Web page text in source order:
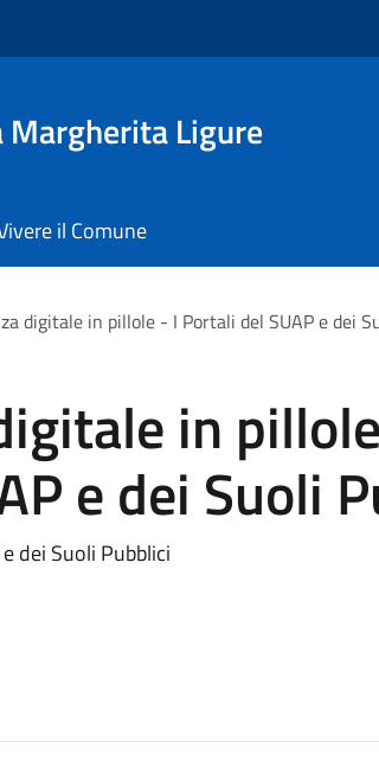
Margherita Ligure
il Comune
digitale in pillole - I Portali del SUAP e dei
in
e dei Suoli
dei Suoli Pubblici